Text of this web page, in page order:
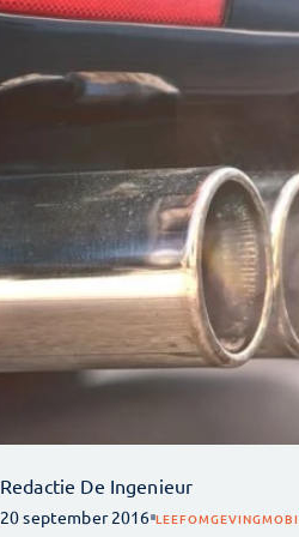
Redactie De Ingenieur
20 september 2016 LEEFOMGEVING